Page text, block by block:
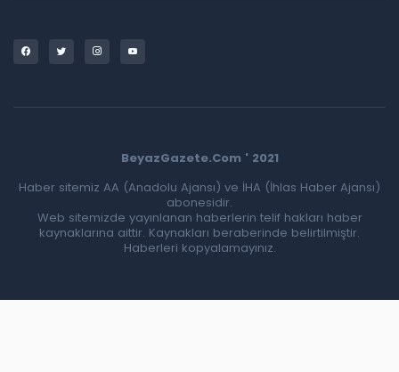
BeyazGazete.Com ' 2021
Haber sitemiz AA (Anadolu Ajansı) ve İHA (İhlas Haber Ajansı)
abonesidir.
Web sitemizde yayınlanan haberlerin telif hakları haber
kaynaklarına aittir. Kaynakları beraberinde belirtilmiştir.
Haberleri kopyalamayınız.